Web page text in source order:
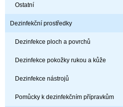
Ostatní
Dezinfekční prostředky
Dezinfekce ploch a povrchů
Dezinfekce pokožky rukou a kůže
Dezinfekce nástrojů
Pomůcky k dezinfekčním přípravkům